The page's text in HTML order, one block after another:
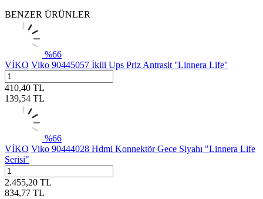
BENZER ÜRÜNLER
%66
VİKO Viko 90445057 İkili Ups Priz Antrasit ''Linnera Life''
410,40 TL
139,54 TL
%66
VİKO Viko 90444028 Hdmi Konnektör Gece Siyahı "Linnera Life
Serisi"
2.455,20 TL
834,77 TL